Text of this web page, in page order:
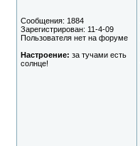
Сообщения: 1884
Зарегистрирован: 11-4-09
Пользователя нет на форуме
Настроение: за тучами есть
солнце!